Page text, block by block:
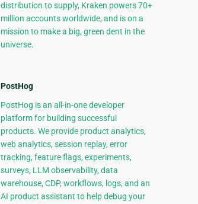
distribution to supply, Kraken powers 70+
million accounts worldwide, and is on a
mission to make a big, green dent in the
universe.
PostHog
PostHog is an all-in-one developer
platform for building successful
products. We provide product analytics,
web analytics, session replay, error
tracking, feature flags, experiments,
surveys, LLM observability, data
warehouse, CDP, workflows, logs, and an
AI product assistant to help debug your